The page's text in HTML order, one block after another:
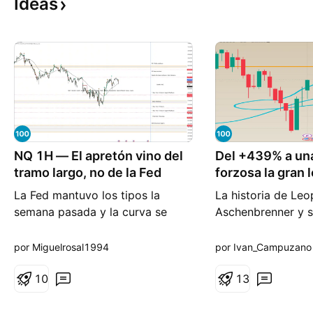
NQ 1H — El apretón vino del
tramo largo, no de la Fed
La Fed mantuvo los tipos la
semana pasada y la curva se
cerró julio en 4,68% mientras el
3,63% de su última lectura
por Miguelrosal1994
1 0
Del +439% a
forzosa la gran
apalancamiento
La historia de
Aschenbrenner y
cómo una gran
emergencia
por Ivan_Campuzano
1 3